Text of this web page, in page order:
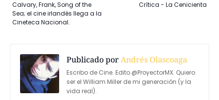
Crítica - La Cenicienta
Calvary, Frank, Song of the
Sea; el cine irlandés llega a la
Cineteca Nacional.
Publicado porAndrés Olascoaga
Escribo de Cine. Edito @ProyectorMX. Quiero
ser el William Miller de mi generación (y la
vida real).